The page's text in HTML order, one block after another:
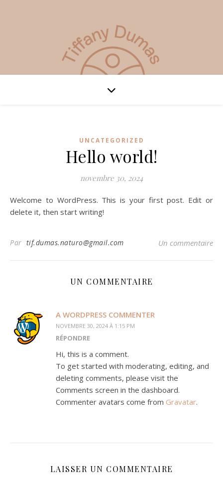
UNCATEGORIZED
Hello world!
novembre 30, 2024
Welcome to WordPress. This is your first post. Edit or
delete it, then start writing!
Par tif.dumas.naturo@gmail.com Un commentaire
UN COMMENTAIRE
A WORDPRESS COMMENTER
NOVEMBRE 30, 2024 À 1:15 PM
RÉPONDRE
Hi, this is a comment.
To get started with moderating, editing, and
deleting comments, please visit the
Comments screen in the dashboard.
Commenter avatars come from Gravatar.
LAISSER UN COMMENTAIRE